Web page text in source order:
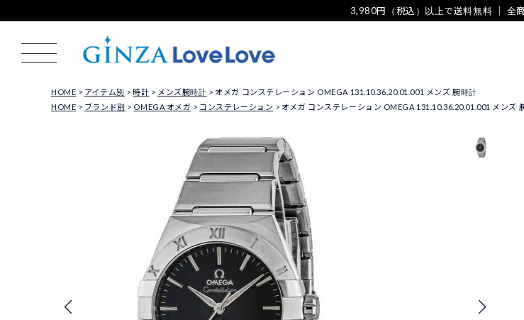
3,980円（税込）以上で送料無料 ｜ 全
HOME アイテム別 時計 メンズ腕時計
オメガ コンステレーション OMEGA 131.10.36.20.01.001 メンズ 腕時計
HOME
ブランド別 OMEGA オメガ コンステレーション オメガ コンステレーション OMEGA 131.10.36.20.01.001 メンズ